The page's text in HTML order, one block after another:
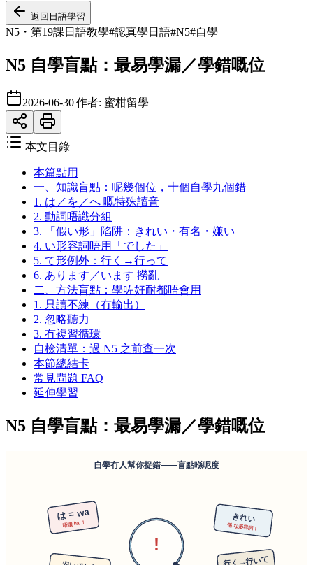
返回 日語學習
N5・第19課 日語教學#認真學日語#N5#自學
N5 自學盲點：最易學漏／學錯嘅位
2026-06-30|作者: 蜜柑留學
本文目錄
本篇點用
一、知識盲點：呢幾個位，十個自學九個錯
1. は／を／へ 嘅特殊讀音
2. 動詞唔識分組
3. 「假い形」陷阱：きれい・有名・嫌い
4. い形容詞唔用「でした」
5. て形例外：行く→行って
6. あります／います 撈亂
二、方法盲點：學咗好耐都唔會用
1. 只讀不練（冇輸出）
2. 忽略聽力
3. 冇複習循環
自檢清單：過 N5 之前查一次
本節總結卡
常見問題 FAQ
延伸學習
N5 自學盲點：最易學漏／學錯嘅位